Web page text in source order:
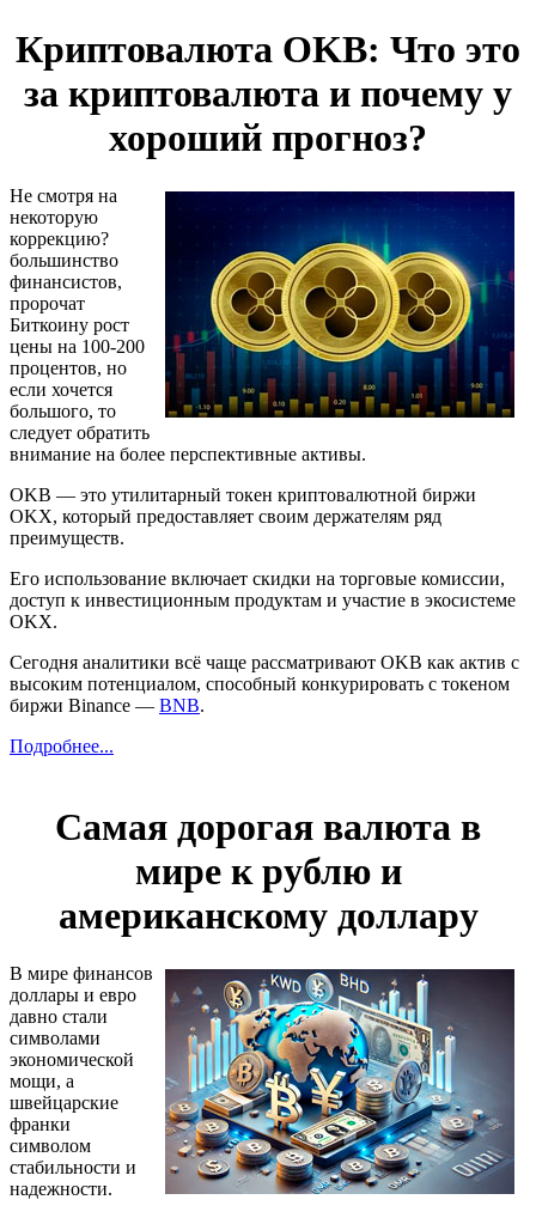
Криптовалюта OKB: Что это
за криптовалюта и почему у
хороший прогноз?
Не смотря на
некоторую
коррекцию?
большинство
финансистов,
пророчат
Биткоину рост
цены на 100-200
процентов, но
если хочется
большого, то
следует обратить
внимание на более перспективные активы.
OKB — это утилитарный токен криптовалютной биржи
OKX, который предоставляет своим держателям ряд
преимуществ.
Его использование включает скидки на торговые комиссии,
доступ к инвестиционным продуктам и участие в экосистеме
OKX.
Сегодня аналитики всё чаще рассматривают OKB как актив с
высоким потенциалом, способный конкурировать с токеном
биржи Binance — BNB.
Подробнее...
Самая дорогая валюта в
мире к рублю и
американскому доллару
В мире финансов
доллары и евро
давно стали
символами
экономической
мощи, а
швейцарские
франки
символом
стабильности и
надежности.